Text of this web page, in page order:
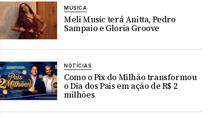
MÚSICA
Meli Music terá Anitta, Pedro
Sampaio e Gloria Groove
NOTÍCIAS
Como o Pix do Milhão transformou
o Dia dos Pais em ação de R$ 2
milhões